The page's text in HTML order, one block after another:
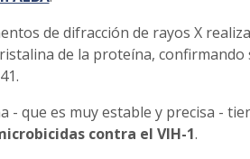
de difracción de rayos X
de la proteína, confirmando
- que es muy estable y precisa -
contra el VIH-1.